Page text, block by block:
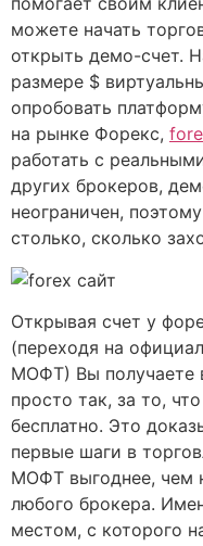
можете начать
открыть демо-счет.
размере $
опробовать
на рынке Форекс,
работать с
других брокеров,
неограничен,
столько, сколько
Открывая счет у
(переходя на
МОФТ) Вы получаете
просто так, за то,
бесплатно. Это
первые шаги в
МОФТ выгоднее, чем
любого брокера.
местом, с которого